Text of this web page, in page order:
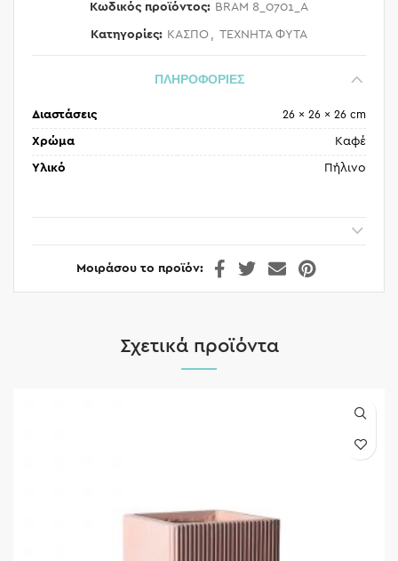
Κωδικός προϊόντος: BRAM 8_0701_A
Κατηγορίες: ΚΑΣΠΟ , ΤΕΧΝΗΤΑ ΦΥΤΑ
ΠΛΗΡΟΦΟΡΙΕΣ
Διαστάσεις 26 × 26 × 26 cm
Χρώμα Καφέ
Υλικό Πήλινο
Μοιράσου το προϊόν
Σχετικά προϊόντα